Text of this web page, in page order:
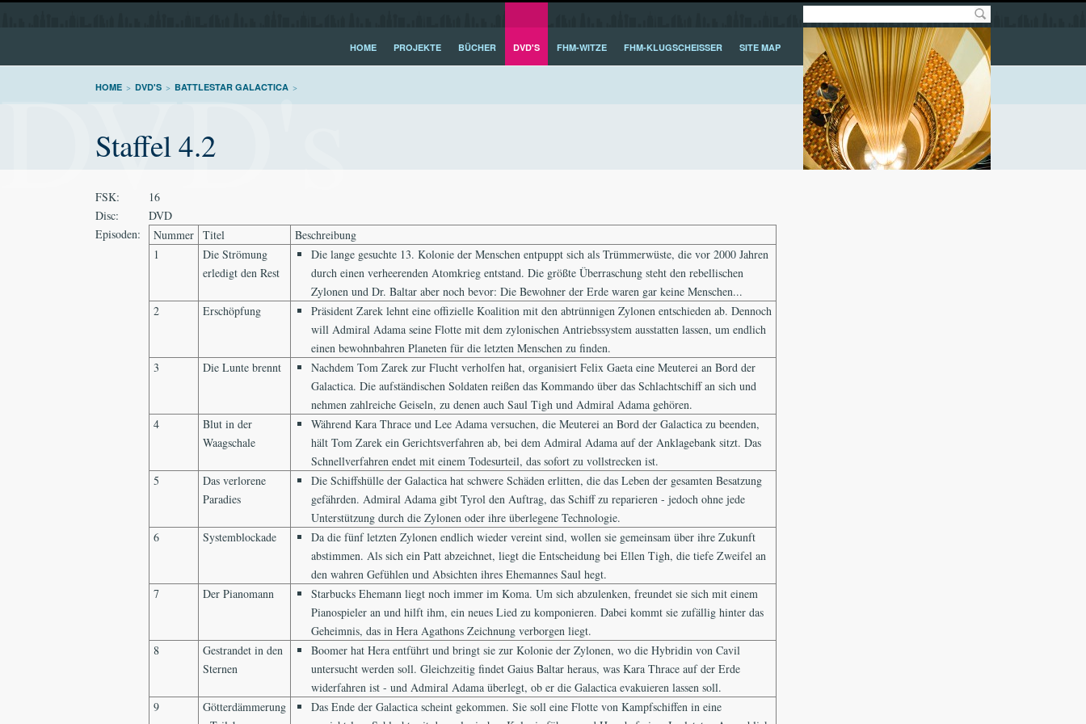
DVD's
HOME PROJEKTE BÜCHER DVD'S FHM-WITZE FHM-KLUGSCHEISSER SITE MAP
HOME > DVD'S > BATTLESTAR GALACTICA >
Staffel 4.2
FSK:
16
Disc:
DVD
Episoden:
Nummer Titel
Beschreibung
1
Die Strömung
erledigt den Rest
Die lange gesuchte 13. Kolonie der Menschen entpuppt sich als Trümmerwüste, die vor 2000 Jahren
durch einen verheerenden Atomkrieg entstand. Die größte Überraschung steht den rebellischen
Zylonen und Dr. Baltar aber noch bevor: Die Bewohner der Erde waren gar keine Menschen...
2
Erschöpfung
Präsident Zarek lehnt eine offizielle Koalition mit den abtrünnigen Zylonen entschieden ab. Dennoch
will Admiral Adama seine Flotte mit dem zylonischen Antriebssystem ausstatten lassen, um endlich
einen bewohnbahren Planeten für die letzten Menschen zu finden.
3
Die Lunte brennt
Nachdem Tom Zarek zur Flucht verholfen hat, organisiert Felix Gaeta eine Meuterei an Bord der
Galactica. Die aufständischen Soldaten reißen das Kommando über das Schlachtschiff an sich und
nehmen zahlreiche Geiseln, zu denen auch Saul Tigh und Admiral Adama gehören.
4
Blut in der
Waagschale
Während Kara Thrace und Lee Adama versuchen, die Meuterei an Bord der Galactica zu beenden,
hält Tom Zarek ein Gerichtsverfahren ab, bei dem Admiral Adama auf der Anklagebank sitzt. Das
Schnellverfahren endet mit einem Todesurteil, das sofort zu vollstrecken ist.
5
Das verlorene
Paradies
Die Schiffshülle der Galactica hat schwere Schäden erlitten, die das Leben der gesamten Besatzung
gefährden. Admiral Adama gibt Tyrol den Auftrag, das Schiff zu reparieren - jedoch ohne jede
Unterstützung durch die Zylonen oder ihre überlegene Technologie.
6
Systemblockade
Da die fünf letzten Zylonen endlich wieder vereint sind, wollen sie gemeinsam über ihre Zukunft
abstimmen. Als sich ein Patt abzeichnet, liegt die Entscheidung bei Ellen Tigh, die tiefe Zweifel an
den wahren Gefühlen und Absichten ihres Ehemannes Saul hegt.
7
Der Pianomann
Starbucks Ehemann liegt noch immer im Koma. Um sich abzulenken, freundet sie sich mit einem
Pianospieler an und hilft ihm, ein neues Lied zu komponieren. Dabei kommt sie zufällig hinter das
Geheimnis, das in Hera Agathons Zeichnung verborgen liegt.
8
Gestrandet in den
Sternen
Boomer hat Hera entführt und bringt sie zur Kolonie der Zylonen, wo die Hybridin von Cavil
untersucht werden soll. Gleichzeitig findet Gaius Baltar heraus, was Kara Thrace auf der Erde
widerfahren ist - und Admiral Adama überlegt, ob er die Galactica evakuieren lassen soll.
9
Götterdämmerung
Das Ende der Galactica scheint gekommen. Sie soll eine Flotte von Kampfschiffen in eine